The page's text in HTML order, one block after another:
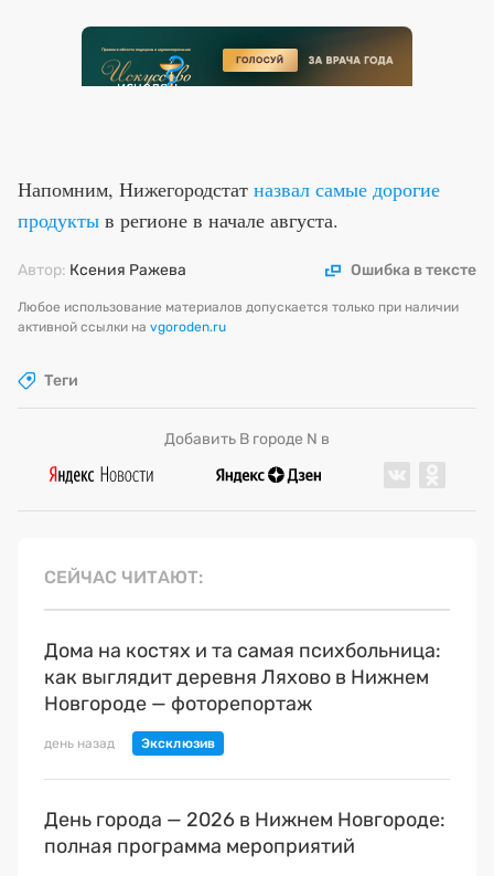
Напомним, Нижегородстат назвал самые дорогие
продукты в регионе в начале августа.
Автор: Ксения Ражева Ошибка в тексте
Любое использование материалов допускается только при наличии
активной ссылки на vgoroden.ru
Теги
Добавить В городе N в
СЕЙЧАС ЧИТАЮТ
Дома на костях и та самая психбольница:
как выглядит деревня Ляхово в Нижнем
Новгороде — фоторепортаж
день назад
День города — 2026 в Нижнем Новгороде:
полная программа мероприятий